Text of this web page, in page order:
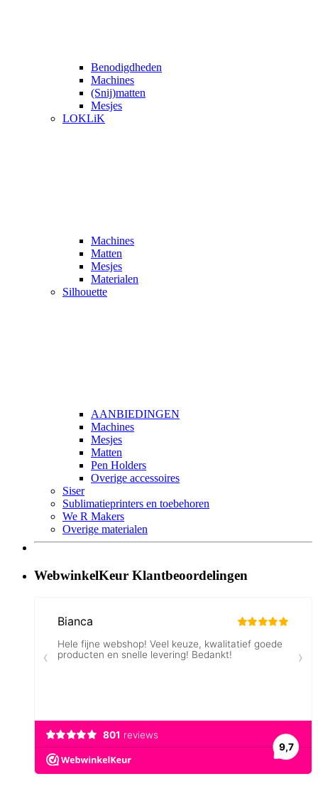
Benodigdheden
Machines
(Snij)matten
Mesjes
LOKLiK
Machines
Matten
Mesjes
Materialen
Silhouette
AANBIEDINGEN
Machines
Mesjes
Matten
Pen Holders
Overige accessoires
Siser
Sublimatieprinters en toebehoren
We R Makers
Overige materialen
WebwinkelKeur Klantbeoordelingen